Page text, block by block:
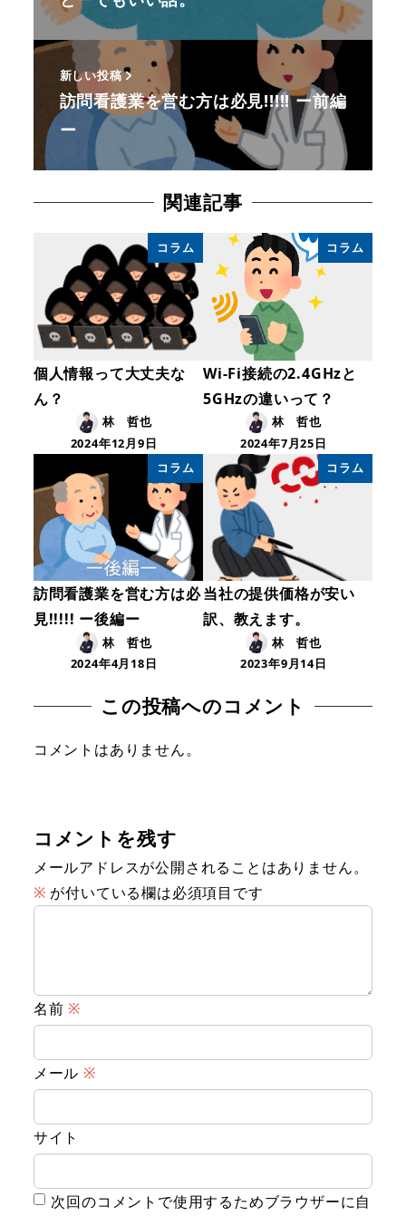
新しい投稿
訪問看護業を営む方は必見!!!!! ー前編
ー
関連記事
コラム
個人情報って大丈夫な
ん？
林 哲也
2024年12月9日
コラム
Wi-Fi接続の2.4GHzと
5GHzの違いって？
林 哲也
2024年7月25日
コラム
訪問看護業を営む方は必
見!!!!! ー後編ー
林 哲也
2024年4月18日
コラム
当社の提供価格が安い
訳、教えます。
林 哲也
2023年9月14日
この投稿へのコメント
コメントはありません。
コメントを残す
メールアドレスが公開されることはありません。
※ が付いている欄は必須項目です
名前 ※
メール ※
サイト
次回のコメントで使用するためブラウザーに自